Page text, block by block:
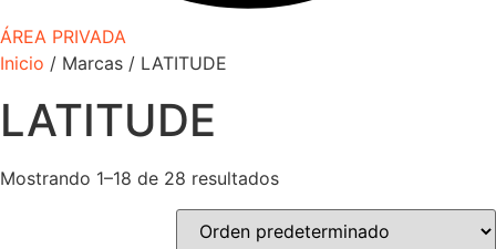
ÁREA PRIVADA
Inicio / Marcas / LATITUDE
LATITUDE
Mostrando 1–18 de 28 resultados